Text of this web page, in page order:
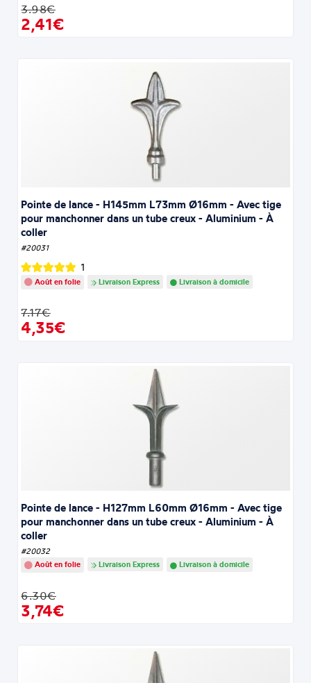
3.98€
2,41€
Pointe de lance - H145mm L73mm Ø16mm - Avec tige
pour manchonner dans un tube creux - Aluminium - À
coller
#20031
1
Août en folie Livraison Express Livraison à domicile
7.17€
4,35€
Pointe de lance - H127mm L60mm Ø16mm - Avec tige
pour manchonner dans un tube creux - Aluminium - À
coller
#20032
Août en folie
Livraison Express Livraison à domicile
6.30€
3,74€